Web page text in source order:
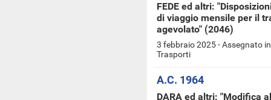
FEDE ed altri:
di viaggio mensile per il
agevolato" (2046)
3 febbraio 2025 - Assegnato
Trasporti
A.C. 1964
DARA ed altri: "Modifica